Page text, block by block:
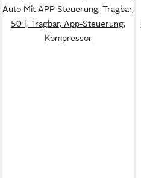
Auto Mit APP Steuerung, Tragbar,
50 l, Tragbar, App-Steuerung,
Kompressor